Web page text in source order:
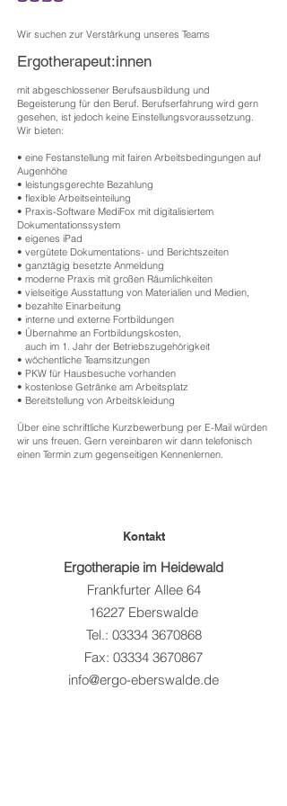
Wir suchen zur Verstärkung unseres Teams
Ergotherapeut:innen
mit abgeschlossener Berufsausbildung und
Begeisterung für den Beruf. Berufserfahrung wird gern
gesehen, ist jedoch keine Einstellungsvoraussetzung.
Wir bieten:
• eine Festanstellung mit fairen Arbeitsbedingungen auf
Augenhöhe
• leistungsgerechte Bezahlung
• flexible Arbeitseinteilung
• Praxis-Software MediFox mit digitalisiertem
Dokumentationssystem
• eigenes iPad
• vergütete Dokumentations- und Berichtszeiten
• ganztägig besetzte Anmeldung
• moderne Praxis mit großen Räumlichkeiten
• vielseitige Ausstattung von Materialien und Medien,
• bezahlte Einarbeitung
• interne und externe Fortbildungen
• Übernahme an Fortbildungskosten,
auch im 1. Jahr der Betriebszugehörigkeit
• wöchentliche Teamsitzungen
• PKW für Hausbesuche vorhanden
• kostenlose Getränke am Arbeitsplatz
• Bereitstellung von Arbeitskleidung
Über eine schriftliche Kurzbewerbung per E-Mail würden
wir uns freuen. Gern vereinbaren wir dann telefonisch
einen Termin zum gegenseitigen Kennenlernen.
Kontakt
Ergotherapie im Heidewald
Frankfurter Allee 64
16227 Eberswalde
Tel.: 03334 3670868
Fax: 03334 3670867
info@ergo-eberswalde.de